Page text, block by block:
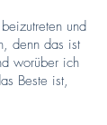
und
denn das ist
worüber ich
Beste ist,